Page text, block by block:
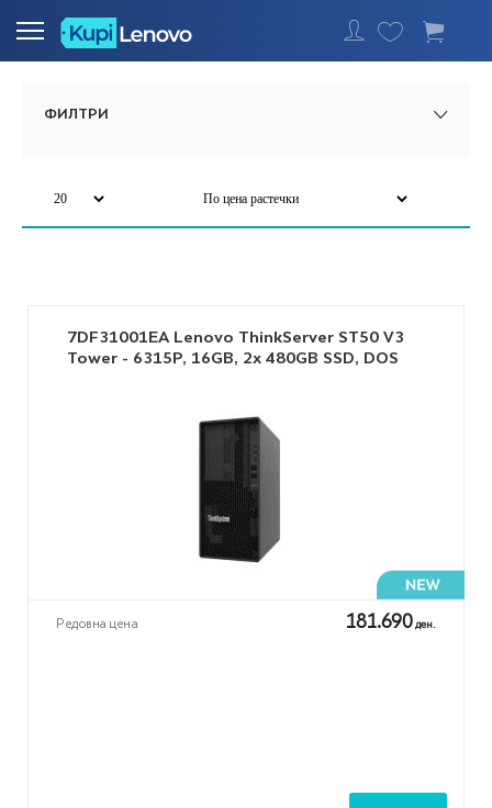
Најавете се
ФИЛТРИ
7DF31001EA Lenovo ThinkServer ST50 V3
Tower - 6315P, 16GB, 2x 480GB SSD, DOS
Редовна цена 181.690 ден.